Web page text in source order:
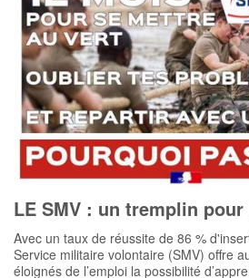
LE SMV : un tremplin
Avec un taux de réussite de 86 %
Service militaire volontaire (SMV) offre
éloignés de l’emploi la possibilité